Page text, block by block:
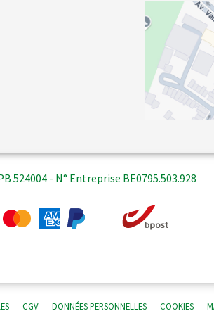
524004 - N° Entreprise BE0795.503.928
CGV DONNÉES PERSONNELLES COOKIES